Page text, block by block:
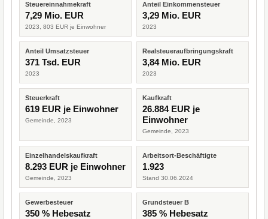
Steuereinnahmekraft
7,29 Mio. EUR
2023, 803 EUR je Einwohner
Anteil Einkommensteuer
3,29 Mio. EUR
2023
Anteil Umsatzsteuer
371 Tsd. EUR
2023
Realsteueraufbringungskraft
3,84 Mio. EUR
2023
Steuerkraft
619 EUR je Einwohner
Gemeinde, 2023
Kaufkraft
26.884 EUR je
Einwohner
Gemeinde, 2023
Einzelhandelskaufkraft
8.293 EUR je Einwohner
Gemeinde, 2023
Arbeitsort-Beschäftigte
1.923
Stand 30.06.2024
Gewerbesteuer
350 % Hebesatz
Grundsteuer B
385 % Hebesatz